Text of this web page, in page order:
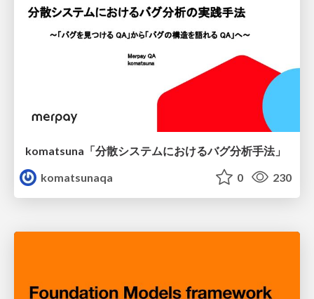
komatsuna「分散システムにおけるバグ分析手法」
komatsunaqa
0 230